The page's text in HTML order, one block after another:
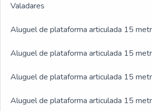
Valadares
Aluguel de plataforma articulada 15
Aluguel de plataforma articulada 15
Aluguel de plataforma articulada 15
Aluguel de plataforma articulada 15